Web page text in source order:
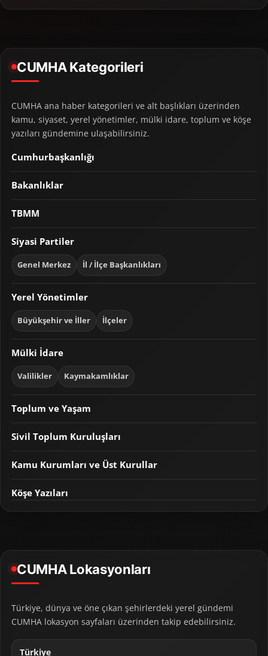
CUMHA Kategorileri
CUMHA ana haber kategorileri ve alt başlıkları üzerinden
kamu, siyaset, yerel yönetimler, mülki idare, toplum ve köşe
yazıları gündemine ulaşabilirsiniz.
Cumhurbaşkanlığı
Bakanlıklar
TBMM
Siyasi Partiler
Genel Merkez İl / İlçe Başkanlıkları
Yerel Yönetimler
Büyükşehir ve İller İlçeler
Mülki İdare
Valilikler Kaymakamlıklar
Toplum ve Yaşam
Sivil Toplum Kuruluşları
Kamu Kurumları ve Üst Kurullar
Köşe Yazıları
CUMHA Lokasyonları
Türkiye, dünya ve öne çıkan şehirlerdeki yerel gündemi
CUMHA lokasyon sayfaları üzerinden takip edebilirsiniz.
Türkiye